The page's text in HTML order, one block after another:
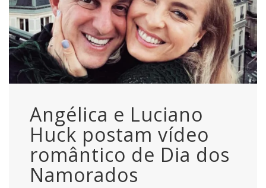
Angélica e Luciano
Huck postam vídeo
romântico de Dia dos
Namorados